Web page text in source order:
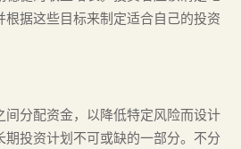
根据这些目标来制定适合自己的投资
间分配资金，以降低特定风险而设计
期投资计划不可或缺的一部分。不分